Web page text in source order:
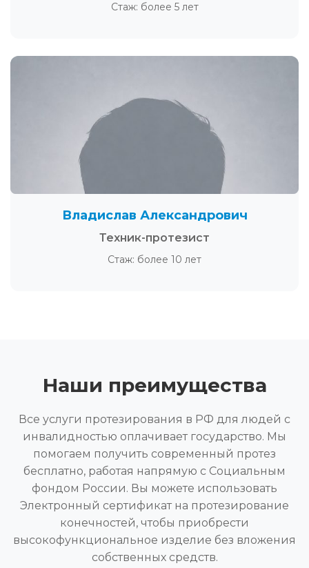
Стаж: более 5 лет
Владислав Александрович
Техник-протезист
Стаж: более 10 лет
Наши преимущества
Все услуги протезирования в РФ для людей с
инвалидностью оплачивает государство. Мы
помогаем получить современный протез
бесплатно, работая напрямую с Социальным
фондом России. Вы можете использовать
Электронный сертификат на протезирование
конечностей, чтобы приобрести
высокофункциональное изделие без вложения
собственных средств.